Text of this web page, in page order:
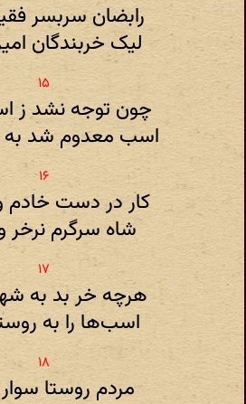
رابضان سربسر
لیک خربندگان
چون توجه نشد ز
اسب معدوم شد
کار در دست خادم
شاه سرگرم نرخر
هرچه خر بد به
اسب‌ها را به
مردم روستا